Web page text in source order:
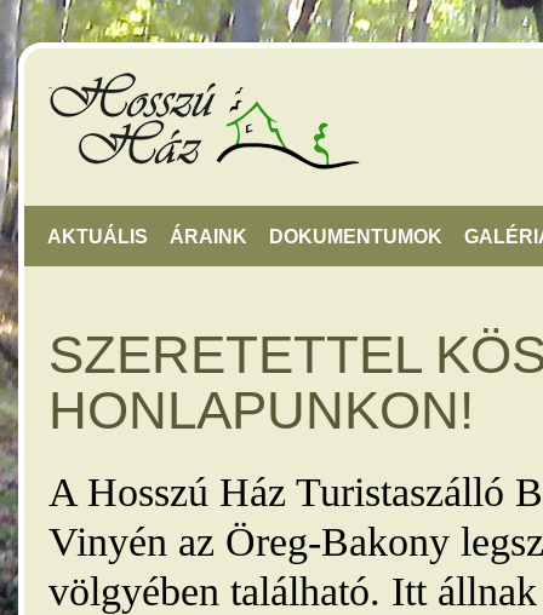
AKTUÁLIS ÁRAINK DOKUMENTUMOK
SZERETETTEL
HONLAPUNKON!
A Hosszú Ház Turistaszálló
Vinyén az Öreg-Bakony
völgyében található. Itt